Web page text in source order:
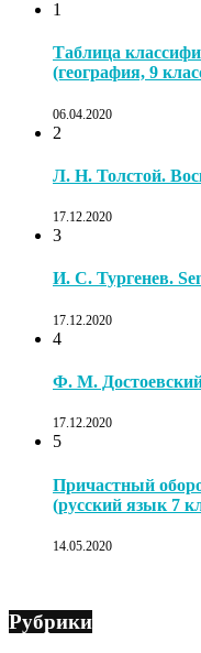
1
Таблица
(география, 9
06.04.2020
2
Л. Н. Толстой.
17.12.2020
3
И. С. Тургенев.
17.12.2020
4
Ф. М.
17.12.2020
5
Причастный
(русский язык 7
14.05.2020
Рубрики